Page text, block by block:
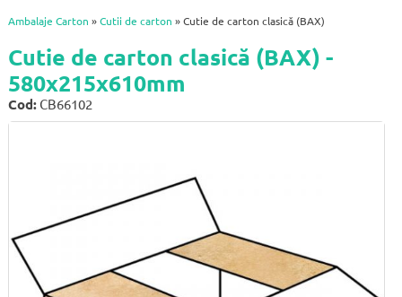
Ambalaje Carton » Cutii de carton » Cutie de carton clasică (BAX)
Cutie de carton clasică (BAX) -
580x215x610mm
Cod: CB66102